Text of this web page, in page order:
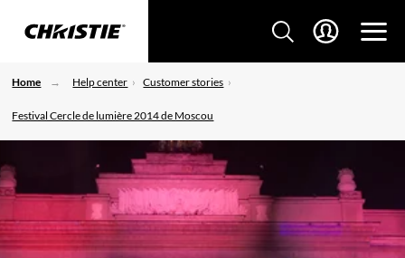
Home Help center Customer stories
Festival Cercle de lumière 2014 de Moscou